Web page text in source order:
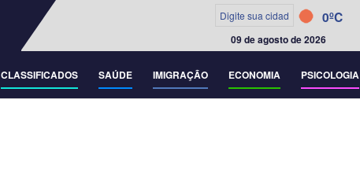
0ºC
09 de agosto de 2026
CLASSIFICADOS SAÚDE IMIGRAÇÃO ECONOMIA PSICOLOGIA